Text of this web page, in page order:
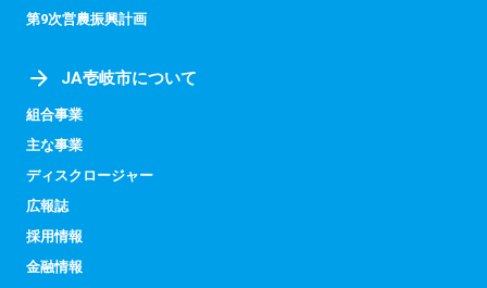
第9次営農振興計画
JA壱岐市について
組合事業
主な事業
ディスクロージャー
広報誌
採用情報
金融情報